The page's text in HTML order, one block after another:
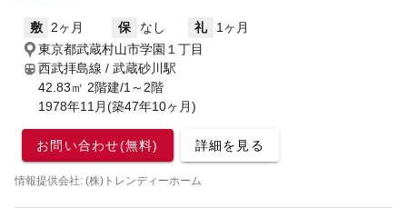
敷 2ヶ月 保 なし 礼
1ヶ月
東京都武蔵村山市学園１丁目
西武拝島線 / 武蔵砂川駅
42.83㎡ 2階建/1～2階
1978年11月(築47年10ヶ月)
お問い合わせ(無料) 詳細を見る
情報提供会社: (株)トレンディーホーム